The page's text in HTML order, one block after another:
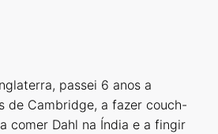
passei 6 anos a
de Cambridge, a fazer couch-
comer Dahl na Índia e a fingir